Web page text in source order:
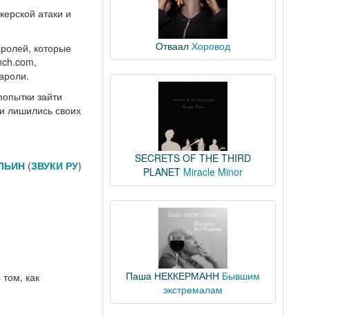
атаки и
которые
зайти
лишились своих
(ЗВУКИ РУ)
как
Отваал Хоровод
SECRETS OF THE THIRD
PLANET Miracle Minor
Паша НЕККЕРМАНН Бывшим
экстремалам